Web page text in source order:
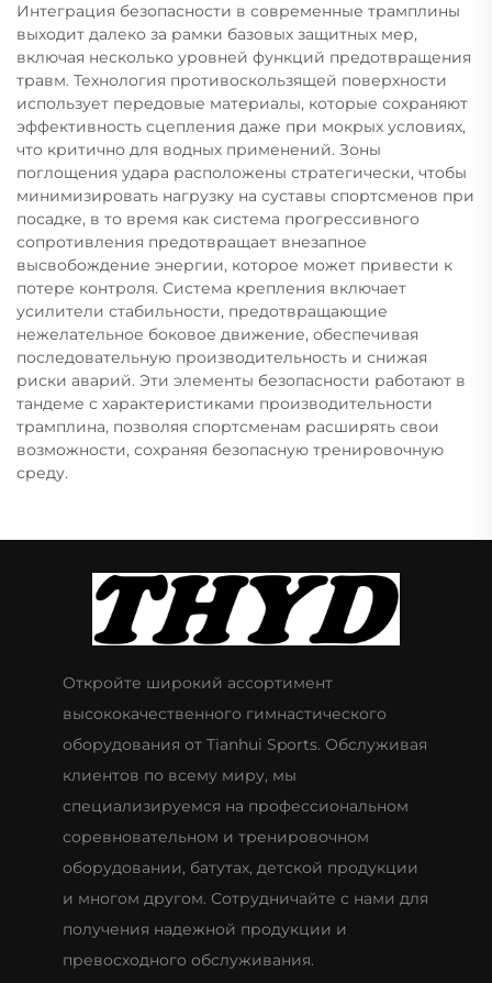
Интеграция безопасности в современные трамплины
выходит далеко за рамки базовых защитных мер,
включая несколько уровней функций предотвращения
травм. Технология противоскользящей поверхности
использует передовые материалы, которые сохраняют
эффективность сцепления даже при мокрых условиях,
что критично для водных применений. Зоны
поглощения удара расположены стратегически, чтобы
минимизировать нагрузку на суставы спортсменов при
посадке, в то время как система прогрессивного
сопротивления предотвращает внезапное
высвобождение энергии, которое может привести к
потере контроля. Система крепления включает
усилители стабильности, предотвращающие
нежелательное боковое движение, обеспечивая
последовательную производительность и снижая
риски аварий. Эти элементы безопасности работают в
тандеме с характеристиками производительности
трамплина, позволяя спортсменам расширять свои
возможности, сохраняя безопасную тренировочную
среду.
Откройте широкий ассортимент
высококачественного гимнастического
оборудования от Tianhui Sports. Обслуживая
клиентов по всему миру, мы
специализируемся на профессиональном
соревновательном и тренировочном
оборудовании, батутах, детской продукции
и многом другом. Сотрудничайте с нами для
получения надежной продукции и
превосходного обслуживания.